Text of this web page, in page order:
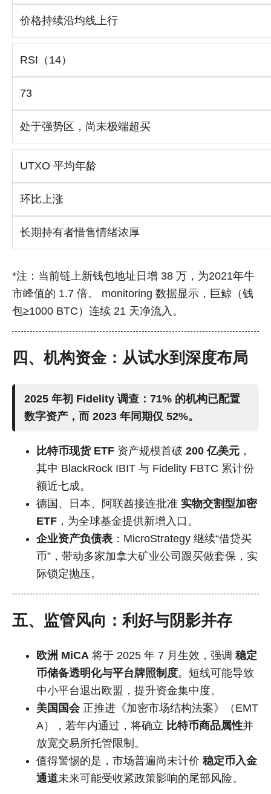
价格持续沿均线上行
RSI（14）
73
处于强势区，尚未极端超买
UTXO 平均年龄
环比上涨
长期持有者惜售情绪浓厚
*注：当前链上新钱包地址日增 38 万，为2021年牛
市峰值的 1.7 倍。 monitoring 数据显示，巨鲸（钱
包≥1000 BTC）连续 21 天净流入。
四、机构资金：从试水到深度布局
2025 年初 Fidelity 调查： 71% 的机构已配置
数字资产 ，而 2023 年同期仅 52%。
比特币现货 ETF 资产规模首破 200 亿美元 ，
其中 BlackRock IBIT 与 Fidelity FBTC 累计份
额近七成。
德国、日本、阿联酋接连批准 实物交割型加密
ETF ，为全球基金提供新增入口。
企业资产负债表 ：MicroStrategy 继续“借贷买
币”，带动多家加拿大矿业公司跟买做套保，实
际锁定抛压。
五、监管风向：利好与阴影并存
欧洲 MiCA 将于 2025 年 7 月生效，强调 稳定
币储备透明化与平台牌照制度。短线可能导致
中小平台退出欧盟，提升资金集中度。
美国国会正推进《加密市场结构法案》（EMT
A），若年内通过，将确立 比特币商品属性并
放宽交易所托管限制。
值得警惕的是，市场普遍尚未计价 稳定币入金
通道未来可能受收紧政策影响的尾部风险。